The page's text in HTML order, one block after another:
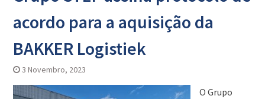
acordo para a aquisição da
BAKKER Logistiek
3 Novembro, 2023
O Grupo